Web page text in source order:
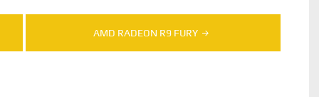
AMD RADEON R9 FURY